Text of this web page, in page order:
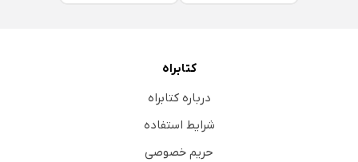
کتابراه
درباره کتابراه
شرایط استفاده
حریم خصوصی